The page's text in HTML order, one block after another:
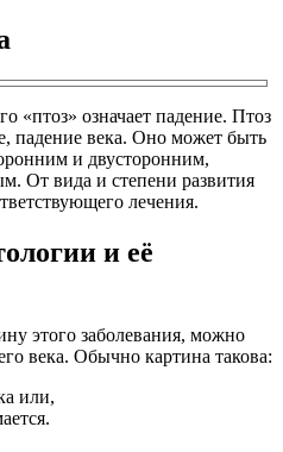
«птоз» означает падение. Птоз
падение века. Оно может быть
и двусторонним,
От вида и степени развития
лечения.
и её
этого заболевания, можно
века. Обычно картина такова:
или,